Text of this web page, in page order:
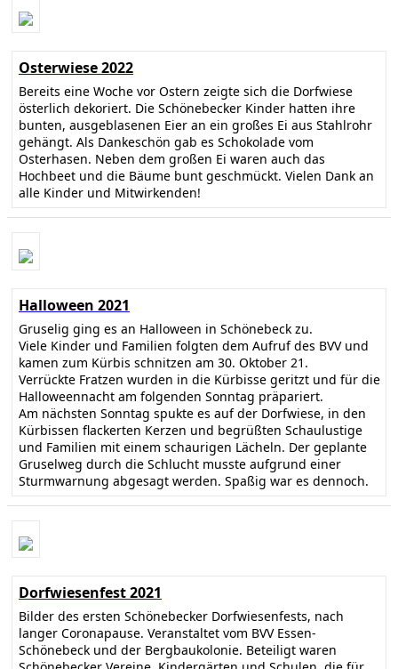
Osterwiese 2022
Bereits eine Woche vor Ostern zeigte sich die Dorfwiese
österlich dekoriert. Die Schönebecker Kinder hatten ihre
bunten, ausgeblasenen Eier an ein großes Ei aus Stahlrohr
gehängt. Als Dankeschön gab es Schokolade vom
Osterhasen. Neben dem großen Ei waren auch das
Hochbeet und die Bäume bunt geschmückt. Vielen Dank an
alle Kinder und Mitwirkenden!
Halloween 2021
Gruselig ging es an Halloween in Schönebeck zu.
Viele Kinder und Familien folgten dem Aufruf des BVV und
kamen zum Kürbis schnitzen am 30. Oktober 21.
Verrückte Fratzen wurden in die Kürbisse geritzt und für die
Halloweennacht am folgenden Sonntag präpariert.
Am nächsten Sonntag spukte es auf der Dorfwiese, in den
Kürbissen flackerten Kerzen und begrüßten Schaulustige
und Familien mit einem schaurigen Lächeln. Der geplante
Gruselweg durch die Schlucht musste aufgrund einer
Sturmwarnung abgesagt werden. Spaßig war es dennoch.
Dorfwiesenfest 2021
Bilder des ersten Schönebecker Dorfwiesenfests, nach
langer Coronapause. Veranstaltet vom BVV Essen-
Schönebeck und der Bergbaukolonie. Beteiligt waren